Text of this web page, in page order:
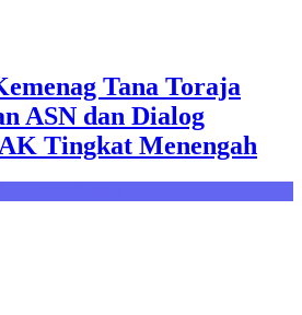
Tana Toraja
ASN dan Dialog
Tingkat Menengah